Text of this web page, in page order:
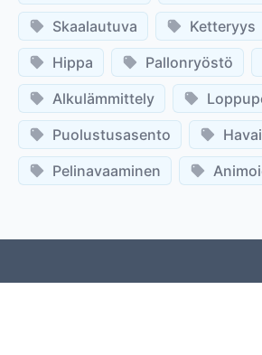
Skaalautuva
Ketteryys
Hippa
Pallonryöstö
Alkulämmittely
Puolustusasento
Pelinavaaminen